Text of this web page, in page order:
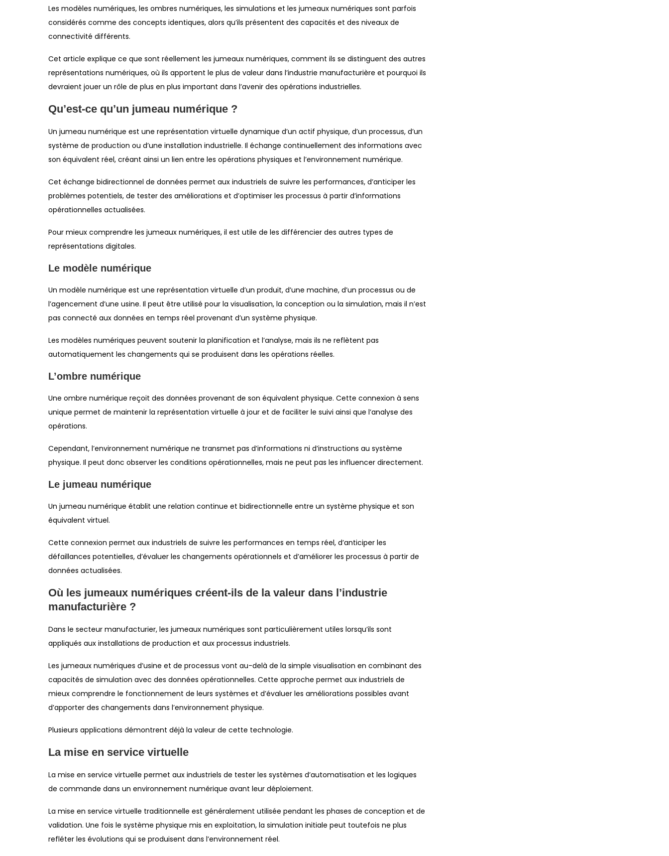
Les modèles numériques, les ombres numériques, les simulations et les jumeaux numériques sont parfois
considérés comme des concepts identiques, alors qu’ils présentent des capacités et des niveaux de
connectivité différents.
Cet article explique ce que sont réellement les jumeaux numériques, comment ils se distinguent des autres
représentations numériques, où ils apportent le plus de valeur dans l’industrie manufacturière et pourquoi ils
devraient jouer un rôle de plus en plus important dans l’avenir des opérations industrielles.
Qu’est-ce qu’un jumeau numérique ?
Un jumeau numérique est une représentation virtuelle dynamique d’un actif physique, d’un processus, d’un
système de production ou d’une installation industrielle. Il échange continuellement des informations avec
son équivalent réel, créant ainsi un lien entre les opérations physiques et l’environnement numérique.
Cet échange bidirectionnel de données permet aux industriels de suivre les performances, d’anticiper les
problèmes potentiels, de tester des améliorations et d’optimiser les processus à partir d’informations
opérationnelles actualisées.
Pour mieux comprendre les jumeaux numériques, il est utile de les différencier des autres types de
représentations digitales.
Le modèle numérique
Un modèle numérique est une représentation virtuelle d’un produit, d’une machine, d’un processus ou de
l’agencement d’une usine. Il peut être utilisé pour la visualisation, la conception ou la simulation, mais il n’est
pas connecté aux données en temps réel provenant d’un système physique.
Les modèles numériques peuvent soutenir la planification et l’analyse, mais ils ne reflètent pas
automatiquement les changements qui se produisent dans les opérations réelles.
L’ombre numérique
Une ombre numérique reçoit des données provenant de son équivalent physique. Cette connexion à sens
unique permet de maintenir la représentation virtuelle à jour et de faciliter le suivi ainsi que l’analyse des
opérations.
Cependant, l’environnement numérique ne transmet pas d’informations ni d’instructions au système
physique. Il peut donc observer les conditions opérationnelles, mais ne peut pas les influencer directement.
Le jumeau numérique
Un jumeau numérique établit une relation continue et bidirectionnelle entre un système physique et son
équivalent virtuel.
Cette connexion permet aux industriels de suivre les performances en temps réel, d’anticiper les
défaillances potentielles, d’évaluer les changements opérationnels et d’améliorer les processus à partir de
données actualisées.
Où les jumeaux numériques créent-ils de la valeur dans l’industrie
manufacturière ?
Dans le secteur manufacturier, les jumeaux numériques sont particulièrement utiles lorsqu’ils sont
appliqués aux installations de production et aux processus industriels.
Les jumeaux numériques d’usine et de processus vont au-delà de la simple visualisation en combinant des
capacités de simulation avec des données opérationnelles. Cette approche permet aux industriels de
mieux comprendre le fonctionnement de leurs systèmes et d’évaluer les améliorations possibles avant
d’apporter des changements dans l’environnement physique.
Plusieurs applications démontrent déjà la valeur de cette technologie.
La mise en service virtuelle
La mise en service virtuelle permet aux industriels de tester les systèmes d’automatisation et les logiques
de commande dans un environnement numérique avant leur déploiement.
La mise en service virtuelle traditionnelle est généralement utilisée pendant les phases de conception et de
validation. Une fois le système physique mis en exploitation, la simulation initiale peut toutefois ne plus
refléter les évolutions qui se produisent dans l’environnement réel.